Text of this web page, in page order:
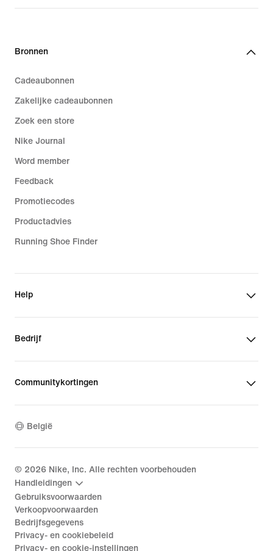
€ 64,99
Bronnen
Cadeaubonnen
Zakelijke cadeaubonnen
Zoek een store
Nike Journal
Word member
Feedback
Promotiecodes
Productadvies
Running Shoe Finder
Help
Bedrijf
Communitykortingen
België
© 2026 Nike, Inc. Alle rechten voorbehouden
Handleidingen
Gebruiksvoorwaarden
Verkoopvoorwaarden
Bedrijfsgegevens
Privacy- en cookiebeleid
Privacy- en cookie-instellingen